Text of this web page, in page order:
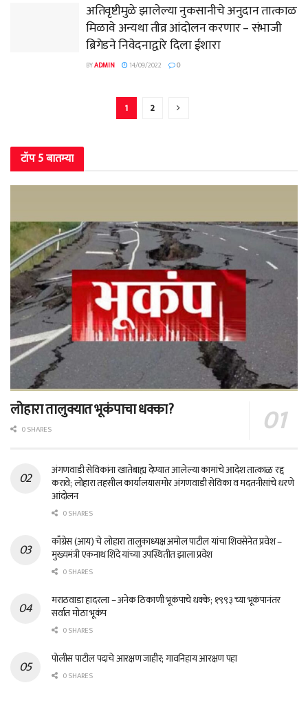
अतिवृष्टीमुळे झालेल्या नुकसानीचे अनुदान तात्काळ
मिळावे अन्यथा तीव्र आंदोलन करणार – संभाजी
ब्रिगेडने निवेदनाद्वारे दिला ईशारा
BYADMIN 14/09/2022 0
1 2
टॉप 5 बातम्या
लोहारा तालुक्यात भूकंपाचा धक्का?
0 SHARES
अंगणवाडी सेविकांना खातेबाह्य देण्यात आलेल्या कामांचे आदेश तात्काळ रद्द
करावे; लोहारा तहसील कार्यालयासमोर अंगणवाडी सेविका व मदतनीसांचे धरणे
आंदोलन
0 SHARES
काँग्रेस (आय) चे लोहारा तालुकाध्यक्ष अमोल पाटील यांचा शिवसेनेत प्रवेश –
मुख्यमंत्री एकनाथ शिंदे यांच्या उपस्थितीत झाला प्रवेश
0 SHARES
मराठवाडा हादरला – अनेक ठिकाणी भूकंपाचे धक्के; १९९३ च्या भूकंपानंतर
सर्वात मोठा भूकंप
0 SHARES
पोलीस पाटील पदाचे आरक्षण जाहीर; गावनिहाय आरक्षण पहा
0 SHARES